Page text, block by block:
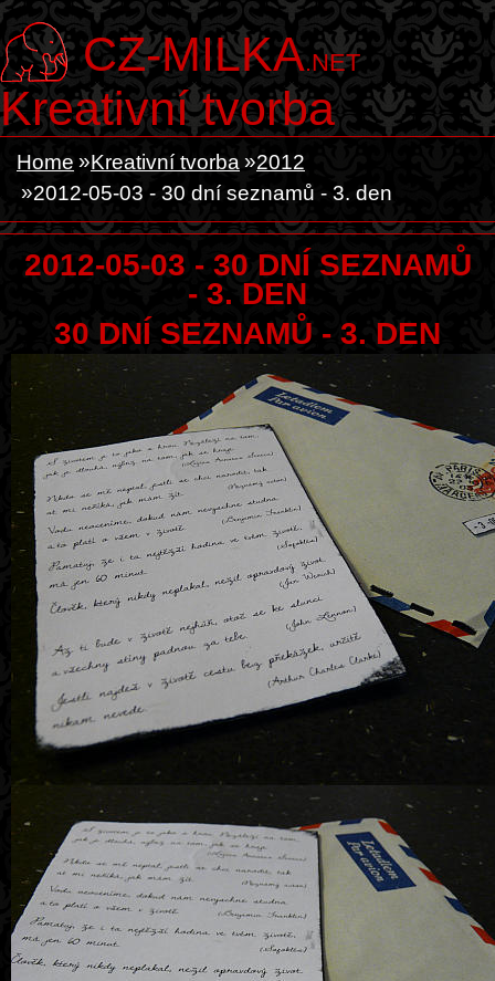
CZ-MILKA.NET
Kreativní tvorba
Home Kreativní tvorba
2012
2012-05-03 - 30 dní seznamů - 3. den
2012-05-03 - 30 DNÍ SEZNAMŮ
- 3. DEN
30 DNÍ SEZNAMŮ - 3. DEN